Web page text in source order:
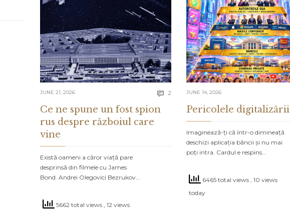
JUNE 21, 2026  2 Comments
Ce ne spune un fost spion
rus despre războiul care
vine
Există oameni a căror viață pare
desprinsă din filmele cu James
Bond. Andrei Olegovici Bezrukov…
5662 total views , 12 views
JUNE 14, 2026
Pericolele digitalizării
Imaginează-ți că într-o dimineață
deschizi aplicația băncii și nu mai
poți intra. Cardul e respins…
6465 total views , 10 views
today